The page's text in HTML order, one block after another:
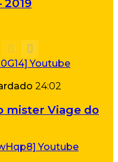
2019
24:02
mister Viage do